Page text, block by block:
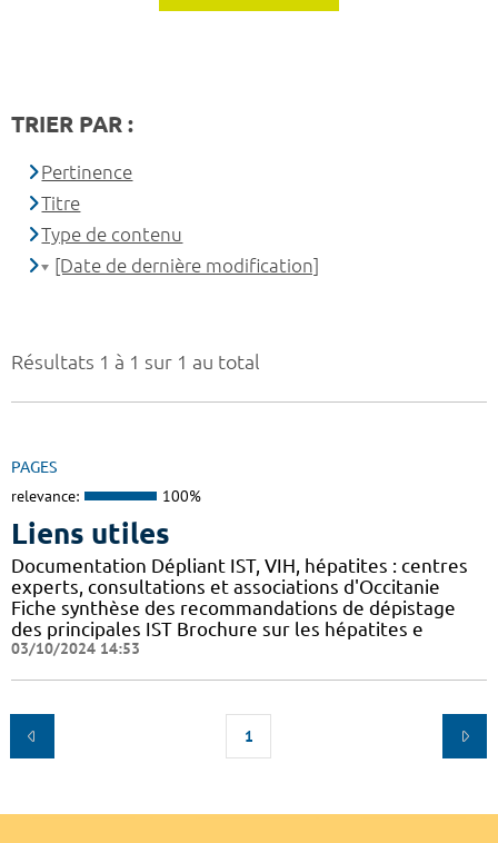
Résultats 1 à 1 sur 1 au total
PAGES
relevance: 100%
Liens utiles
Documentation Dépliant IST, VIH, hépatites : centres
experts, consultations et associations d'Occitanie
Fiche synthèse des recommandations de dépistage
des principales IST Brochure sur les hépatites e
03/10/2024 14:53
1
TRIER PAR :
Pertinence
Titre
Type de contenu
[Date de dernière modification]